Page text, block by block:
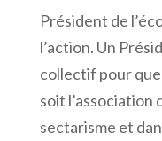
Président de
l’action. Un
collectif pour que
soit l’association
sectarisme et